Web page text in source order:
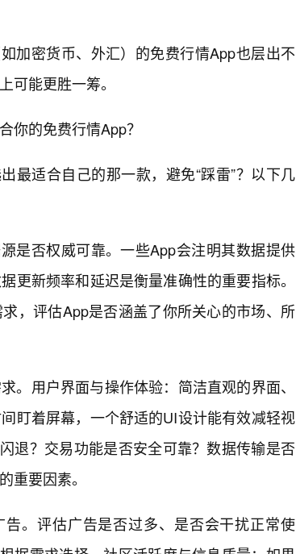
加密货币、外汇）的免费行情App也层出不
可能更胜一筹。
你的免费行情App？
最适合自己的那一款，避免“踩雷”？以下几
是否权威可靠。一些App会注明其数据提供
更新频率和延迟是衡量准确性的重要指标。
，评估App是否涵盖了你所关心的市场、所
。用户界面与操作体验：简洁直观的界面、
盯着屏幕，一个舒适的UI设计能有效减轻视
退？交易功能是否安全可靠？数据传输是否
重要因素。
。评估广告是否过多、是否会干扰正常使